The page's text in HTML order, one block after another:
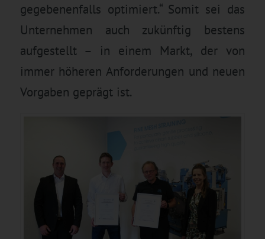
gegebenenfalls optimiert.“ Somit sei das
Unternehmen auch zukünftig bestens
aufgestellt – in einem Markt, der von
immer höheren Anforderungen und neuen
Vorgaben geprägt ist.